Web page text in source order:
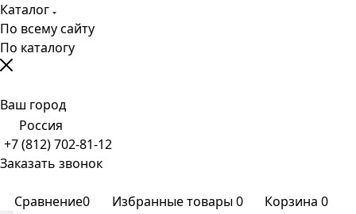
Каталог
По всему сайту
По каталогу
Ваш город
Россия
+7 (812) 702-81-12
Заказать звонок
Сравнение0 Избранные товары0 Корзина 0